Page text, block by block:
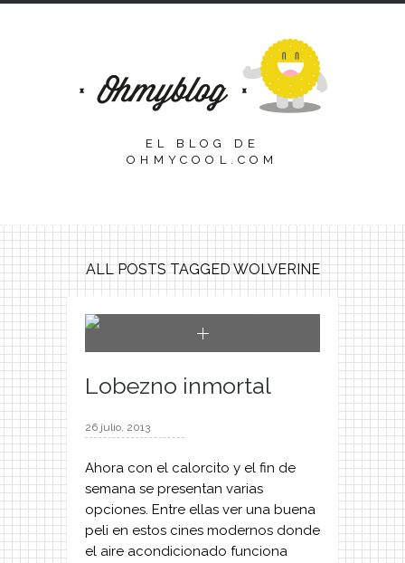
EL BLOG DE
OHMYCOOL.COM
ALL POSTS TAGGED WOLVERINE
Lobezno inmortal
26 julio, 2013
Ahora con el calorcito y el fin de
semana se presentan varias
opciones. Entre ellas ver una buena
peli en estos cines modernos donde
el aire acondicionado funciona